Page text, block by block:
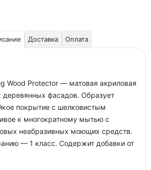
Доставка Оплата
Wood Protector — матовая акриловая
фасадов. Образует
покрытие с шелковистым
к многократному мытью с
неабразивных моющих средств.
— 1 класс. Содержит добавки от